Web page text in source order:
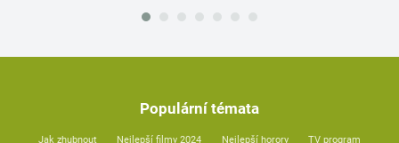
Populární témata
Jak zhubnout Nejlepší filmy 2024 Nejlepší horory TV program